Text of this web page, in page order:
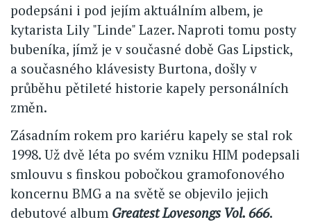
podepsáni i pod jejím aktuálním albem, je
kytarista Lily "Linde" Lazer. Naproti tomu posty
bubeníka, jímž je v současné době Gas Lipstick,
a současného klávesisty Burtona, došly v
průběhu pětileté historie kapely personálních
změn.
Zásadním rokem pro kariéru kapely se stal rok
1998. Už dvě léta po svém vzniku HIM podepsali
smlouvu s finskou pobočkou gramofonového
koncernu BMG a na světě se objevilo jejich
debutové album Greatest Lovesongs Vol. 666.